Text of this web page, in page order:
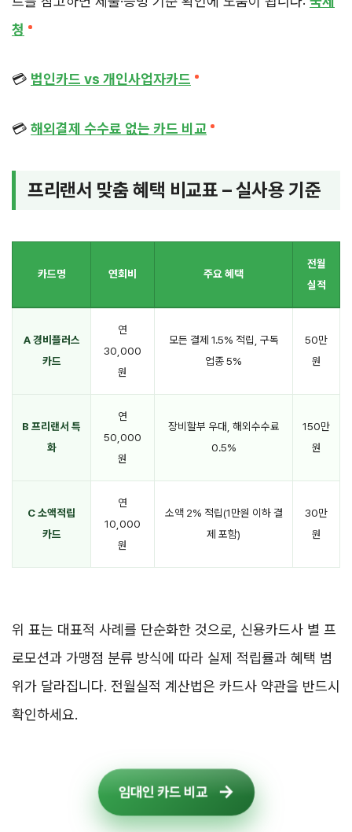
청
💳 법인카드 vs 개인사업자카드
💳 해외결제 수수료 없는 카드 비교
프리랜서 맞춤 혜택 비교표 – 실사용 기준
카드명 연회비 주요 혜택
전월
실적
A 경비플러스
카드
연
30,000
원
모든 결제 1.5% 적립, 구독
업종 5%
50만
원
B 프리랜서 특
화
연
50,000
원
장비할부 우대, 해외수수료
0.5%
150만
원
C 소액적립
카드
연
10,000
원
소액 2% 적립(1만원 이하 결
제 포함)
30만
원
위 표는 대표적 사례를 단순화한 것으로, 신용카드사 별 프
로모션과 가맹점 분류 방식에 따라 실제 적립률과 혜택 범
위가 달라집니다. 전월실적 계산법은 카드사 약관을 반드시
확인하세요.
임대인 카드 비교